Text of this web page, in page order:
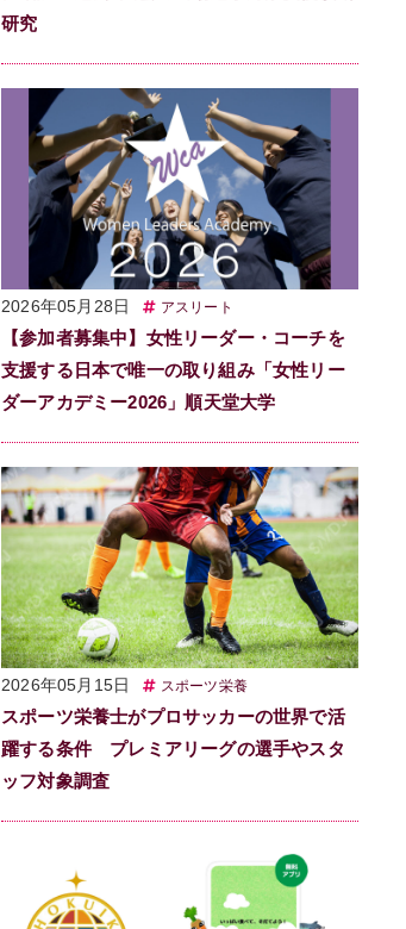
研究
2026年05月28日 アスリート
【参加者募集中】女性リーダー・コーチを
支援する日本で唯一の取り組み「女性リー
ダーアカデミー2026」順天堂大学
2026年05月15日 スポーツ栄養
スポーツ栄養士がプロサッカーの世界で活
躍する条件 プレミアリーグの選手やスタ
ッフ対象調査